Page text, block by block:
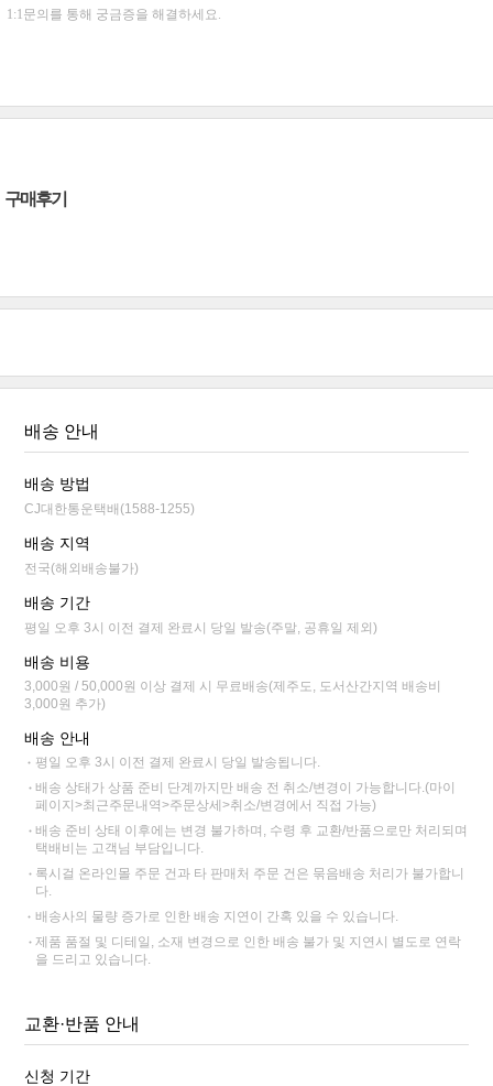
1:1문의를 통해 궁금증을 해결하세요.
구매후기
배송 안내
배송 방법
CJ대한통운택배(1588-1255)
배송 지역
전국(해외배송불가)
배송 기간
평일 오후 3시 이전 결제 완료시 당일 발송(주말, 공휴일 제외)
배송 비용
3,000원 / 50,000원 이상 결제 시 무료배송(제주도, 도서산간지역 배송비
3,000원 추가)
배송 안내
평일 오후 3시 이전 결제 완료시 당일 발송됩니다.
배송 상태가 상품 준비 단계까지만 배송 전 취소/변경이 가능합니다.(마이
페이지>최근주문내역>주문상세>취소/변경에서 직접 가능)
배송 준비 상태 이후에는 변경 불가하며, 수령 후 교환/반품으로만 처리되며
택배비는 고객님 부담입니다.
록시걸 온라인몰 주문 건과 타 판매처 주문 건은 묶음배송 처리가 불가합니
다.
배송사의 물량 증가로 인한 배송 지연이 간혹 있을 수 있습니다.
제품 품절 및 디테일, 소재 변경으로 인한 배송 불가 및 지연시 별도로 연락
을 드리고 있습니다.
교환·반품 안내
신청 기간